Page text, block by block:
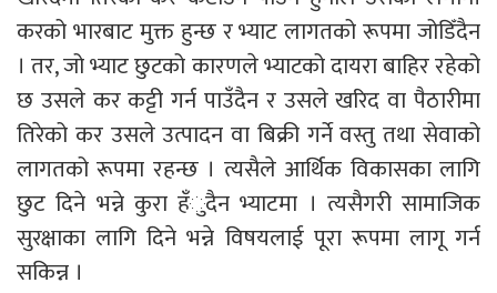
करको भारबाट मुक्त हुन्छ र भ्याट लागतको रूपमा जोडिँदैन
। तर, जो भ्याट छुटको कारणले भ्याटको दायरा बाहिर रहेको
छ उसले कर कट्टी गर्न पाउँदैन र उसले खरिद वा पैठारीमा
तिरेको कर उसले उत्पादन वा बिक्री गर्ने वस्तु तथा सेवाको
लागतको रूपमा रहन्छ । त्यसैले आर्थिक विकासका लागि
छुट दिने भन्ने कुरा हँुदैन भ्याटमा । त्यसैगरी सामाजिक
सुरक्षाका लागि दिने भन्ने विषयलाई पूरा रूपमा लागू गर्न
सकिन्न ।